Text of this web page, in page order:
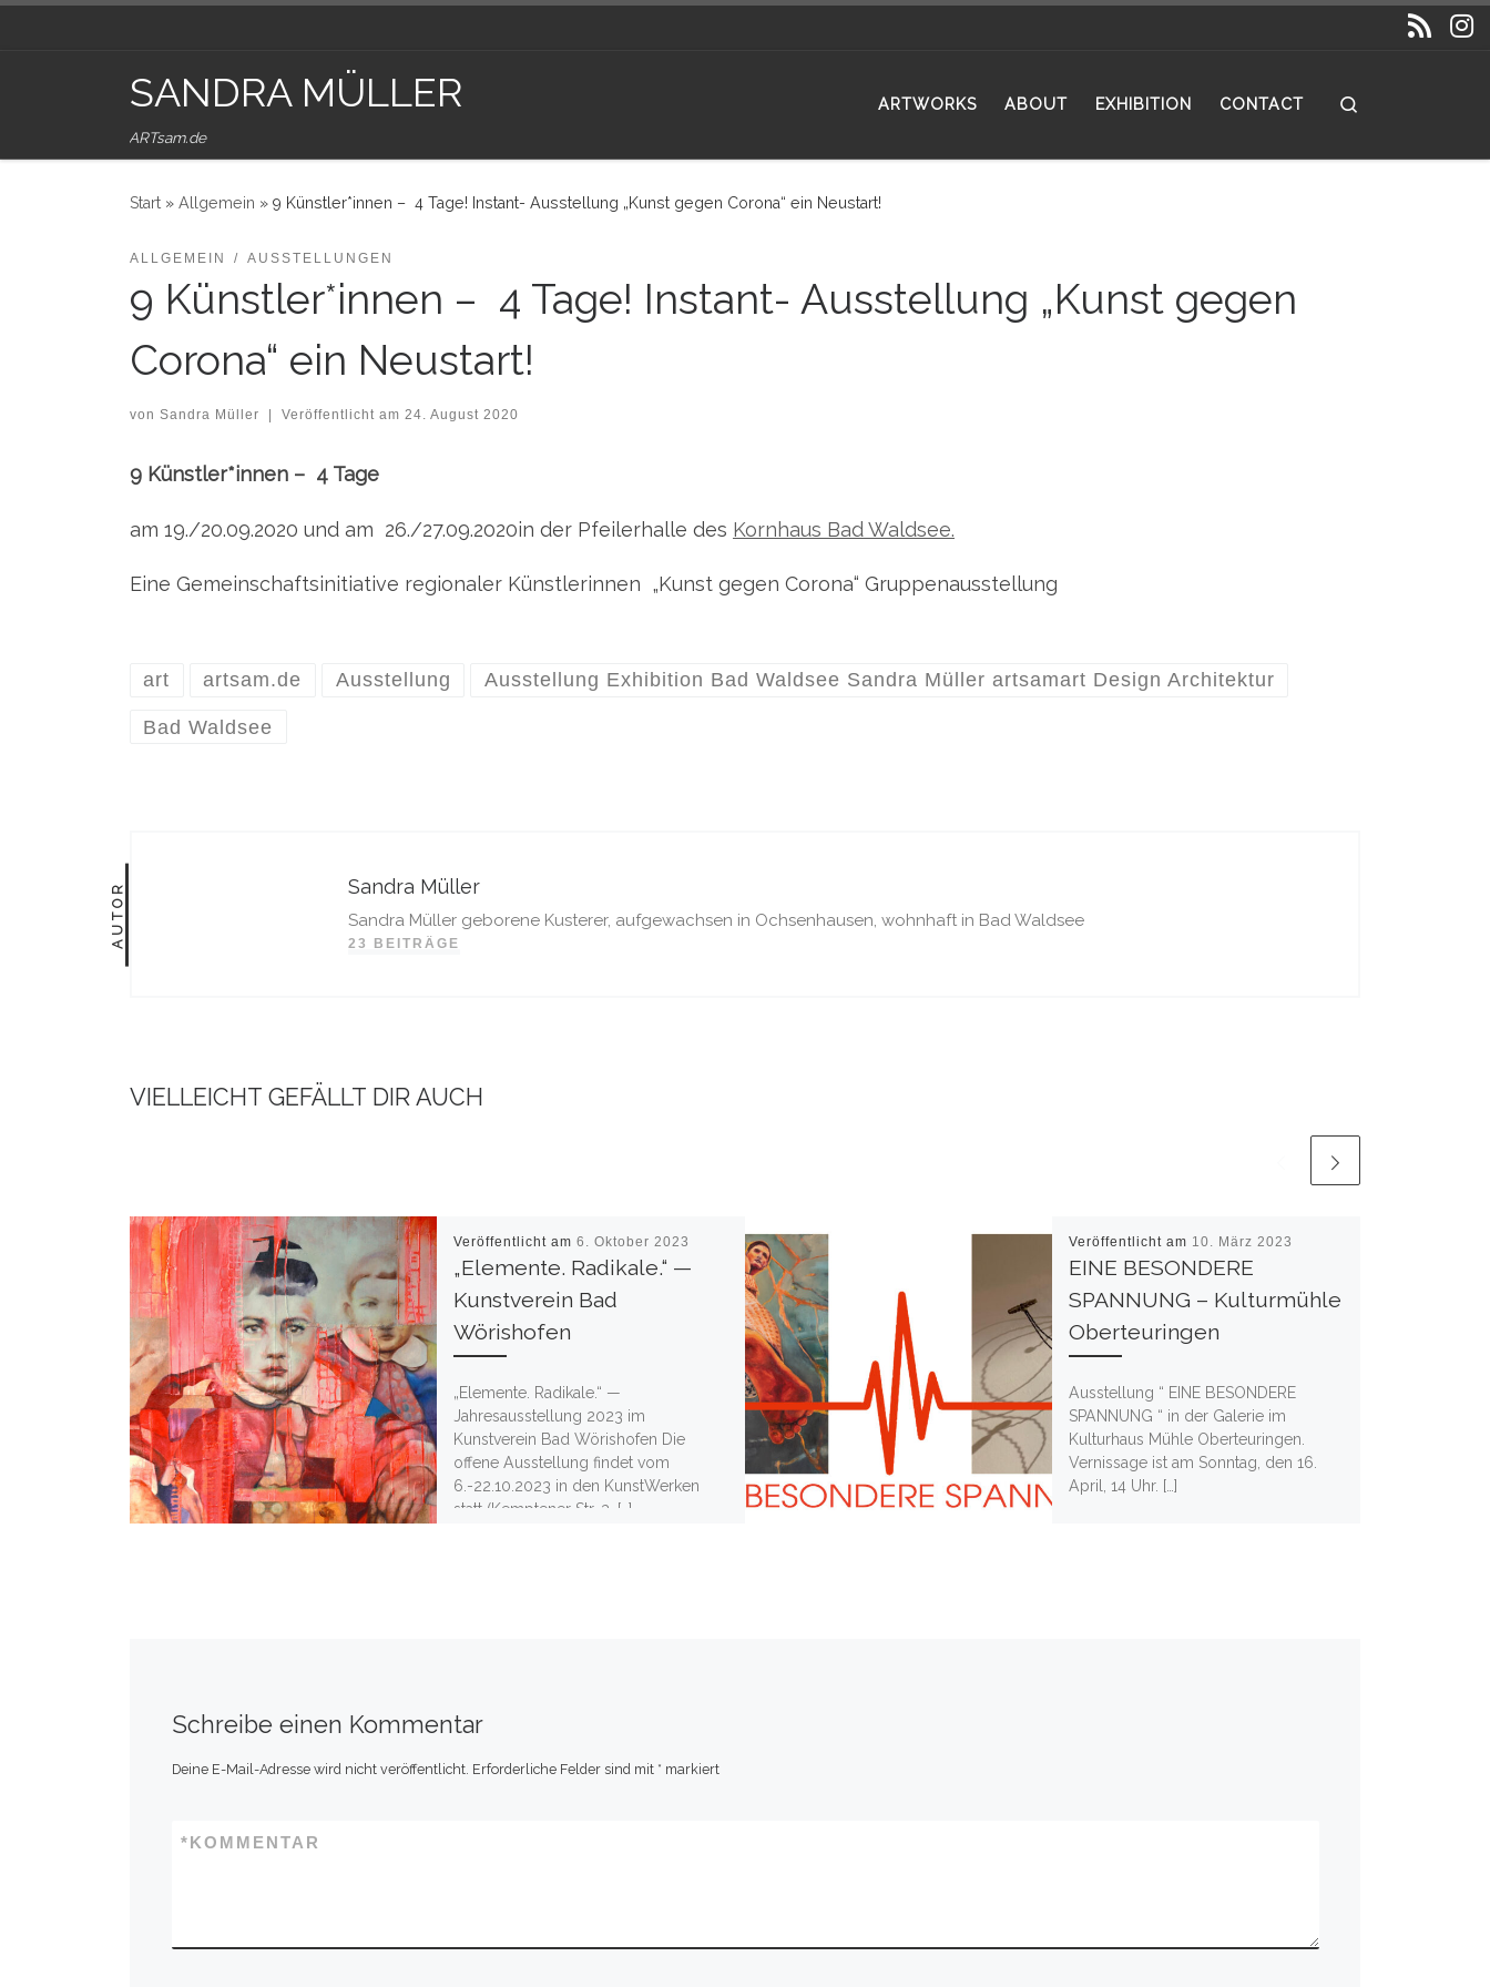
SANDRA MÜLLER
ARTsam.de
ARTWORKS ABOUT EXHIBITION CONTACT
Start » Allgemein » 9 Künstler*innen – 4 Tage! Instant- Ausstellung „Kunst gegen Corona“ ein Neustart!
ALLGEMEIN AUSSTELLUNGEN
9 Künstler*innen – 4 Tage! Instant- Ausstellung „Kunst gegen
Corona“ ein Neustart!
von Sandra Müller Veröffentlicht am 24. August 2020
9 Künstler*innen – 4 Tage
am 19./20.09.2020 und am 26./27.09.2020in der Pfeilerhalle des Kornhaus Bad Waldsee.
Eine Gemeinschaftsinitiative regionaler Künstlerinnen „Kunst gegen Corona“ Gruppenausstellung
art artsam.de Ausstellung Ausstellung Exhibition Bad Waldsee Sandra Müller artsamart Design Architektur
Bad Waldsee
AUTOR Sandra Müller
Sandra Müller geborene Kusterer, aufgewachsen in Ochsenhausen, wohnhaft in Bad Waldsee
23 BEITRÄGE
VIELLEICHT GEFÄLLT DIR AUCH
Veröffentlicht am 6. Oktober 2023
„Elemente. Radikale.“ —
Kunstverein Bad
Wörishofen
„Elemente. Radikale.“ —
Jahresausstellung 2023 im
Kunstverein Bad Wörishofen Die
offene Ausstellung findet vom
6.-22.10.2023 in den KunstWerken
statt (Kemptener Str. 3, […]
Veröffentlicht am 10. März 2023
EINE BESONDERE
SPANNUNG – Kulturmühle
Oberteuringen
Ausstellung “ EINE BESONDERE
SPANNUNG “ in der Galerie im
Kulturhaus Mühle Oberteuringen.
Vernissage ist am Sonntag, den 16.
April, 14 Uhr. […]
Schreibe einen Kommentar
Deine E-Mail-Adresse wird nicht veröffentlicht. Erforderliche Felder sind mit * markiert
KOMMENTAR
*